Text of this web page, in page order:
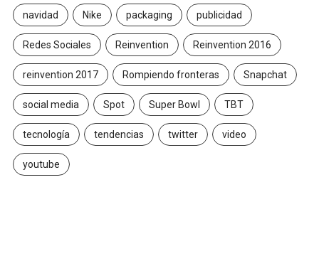
navidad Nike packaging publicidad
Redes Sociales Reinvention Reinvention 2016
reinvention 2017 Rompiendo fronteras Snapchat
social media Spot Super Bowl TBT
tecnología tendencias twitter video
youtube